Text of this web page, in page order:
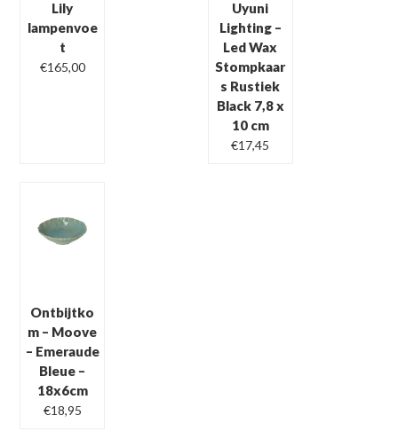
Lily
lampenvoe
t
€165,00
Uyuni
Lighting –
Led Wax
Stompkaar
s Rustiek
Black 7,8 x
10 cm
Oorspronkelijke
€17,45
Ontbijtko
m – Moove
– Emeraude
Bleue –
18x6cm
€18,95